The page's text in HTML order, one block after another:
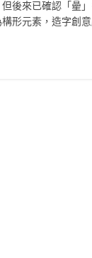
後來已確認「曐
形元素，造字創意